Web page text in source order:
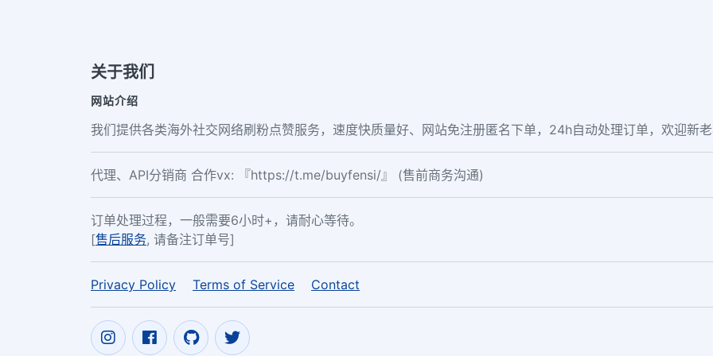
关于我们
网站介绍
我们提供各类海外社交网络刷粉点赞服务，速度快质量好、网站免注册匿名下单，24h自动处理订单，欢迎新老
代理、API分销商 合作vx: 『https://t.me/buyfensi/』 (售前商务沟通)
订单处理过程，一般需要6小时+，请耐心等待。
[售后服务, 请备注订单号]
Privacy Policy Terms of Service Contact